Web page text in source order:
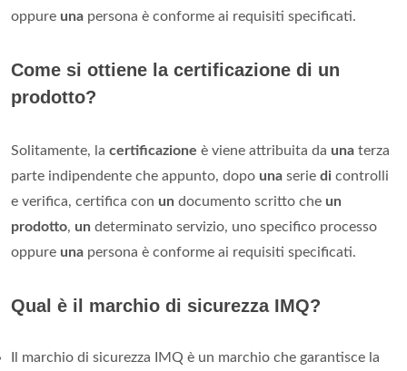
oppure una persona è conforme ai requisiti specificati.
Come si ottiene la certificazione di un
prodotto?
Solitamente, la certificazione è viene attribuita da una terza
parte indipendente che appunto, dopo una serie di controlli
e verifica, certifica con un documento scritto che un
prodotto, un determinato servizio, uno specifico processo
oppure una persona è conforme ai requisiti specificati.
Qual è il marchio di sicurezza IMQ?
Il marchio di sicurezza IMQ è un marchio che garantisce la